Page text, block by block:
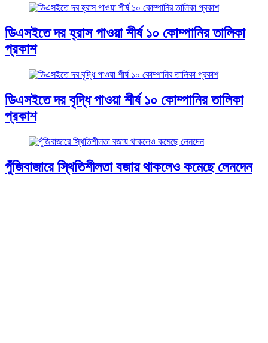
ডিএসইতে দর হ্রাস পাওয়া শীর্ষ ১০ কোম্পানির তালিকা
প্রকাশ
ডিএসইতে দর বৃদ্ধি পাওয়া শীর্ষ ১০ কোম্পানির তালিকা
প্রকাশ
পুঁজিবাজারে স্থিতিশীলতা বজায় থাকলেও কমেছে লেনদেন